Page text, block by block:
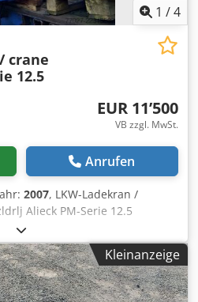
1 /4
crane
12.5
EUR 11’500
VB zzgl. MwSt.
Anrufen
2007, LKW-Ladekran /
Alieck PM-Serie 12.5
ausfahrbar Ausgestattet mit
und Rotator. Kapazitäten:
kg auf 6,1 Meter 1310 kg auf
5 2200 Herentals
Kleinanzeige